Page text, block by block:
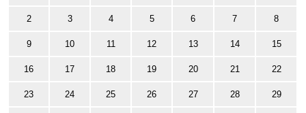
2 3 4 5 6 7 8
9 10 11 12 13 14 15
16 17 18 19 20 21 22
23 24 25 26 27 28 29